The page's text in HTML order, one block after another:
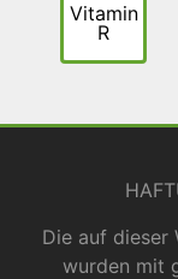
Vitamin
R
Die auf dieser
wurden mit